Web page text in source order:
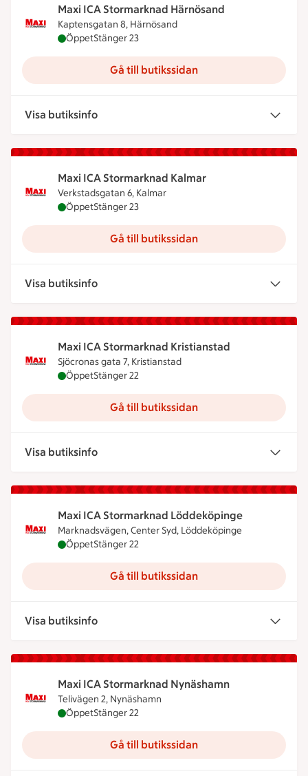
Maxi ICA Stormarknad Härnösand
Kaptensgatan 8, Härnösand
Maxi ICA Stormarknad Härnösand är öppen nu,
ÖppetStänger 23
Gå till butikssidan
Visa butiksinfo
Maxi ICA Stormarknad Kalmar
Verkstadsgatan 6, Kalmar
Maxi ICA Stormarknad Kalmar är öppen nu,
ÖppetStänger 23
Gå till butikssidan
Visa butiksinfo
Maxi ICA Stormarknad Kristianstad
Sjöcronas gata 7, Kristianstad
Maxi ICA Stormarknad Kristianstad är öppen nu,
ÖppetStänger 22
Gå till butikssidan
Visa butiksinfo
Maxi ICA Stormarknad Löddeköpinge
Marknadsvägen, Center Syd, Löddeköpinge
Maxi ICA Stormarknad Löddeköpinge är öppen
ÖppetStänger 22
Gå till butikssidan
Visa butiksinfo
Maxi ICA Stormarknad Nynäshamn
Telivägen 2, Nynäshamn
Maxi ICA Stormarknad Nynäshamn är öppen nu,
ÖppetStänger 22
Gå till butikssidan